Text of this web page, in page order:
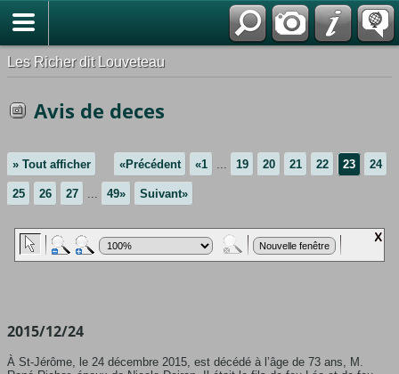
Les Richer dit Louveteau
Avis de deces
» Tout afficher «Précédent «1 ... 19 20 21 22 23 24
25 26 27 ... 49» Suivant»
2015/12/24
À St-Jérôme, le 24 décembre 2015, est décédé à l’âge de 73 ans, M.